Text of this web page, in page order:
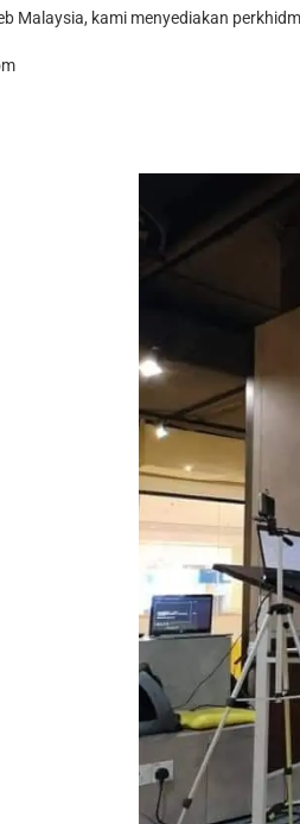
Malaysia, kami menyediakan